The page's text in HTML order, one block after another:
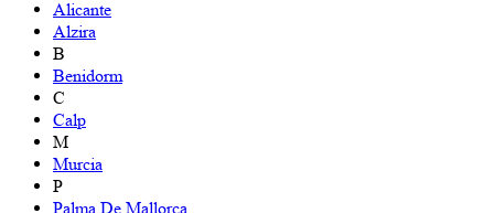
Alicante
Alzira
B
Benidorm
C
Calp
M
Murcia
P
Palma De Mallorca